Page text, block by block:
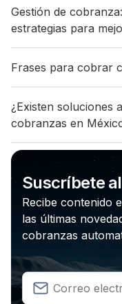
Gestión de
estrategias para
Frases para cobrar
¿Existen soluciones
cobranzas en
Suscríbete
Recibe contenido
las últimas
cobranzas